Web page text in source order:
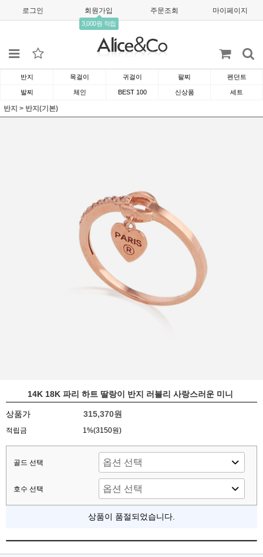
로그인 회원가입
3,000원 적립
주문조회 마이페이지
반지 목걸이 귀걸이 팔찌 펜던트
발찌 체인 BEST 100 신상품 세트
반지 > 반지(기본)
14K 18K 파리 하트 딸랑이 반지 러블리 사랑스러운 미니
상품가 315,370원
적립금 1%(3150원)
골드 선택
호수 선택
상품이 품절되었습니다.